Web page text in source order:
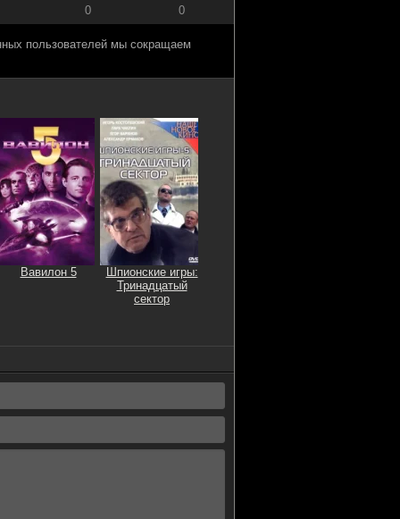
0 0
пользователей мы сокращаем
Вавилон 5
Шпионские игры:
Тринадцатый
сектор